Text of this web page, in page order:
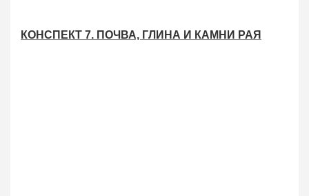
КОНСПЕКТ 7. ПОЧВА, ГЛИНА И КАМНИ РАЯ